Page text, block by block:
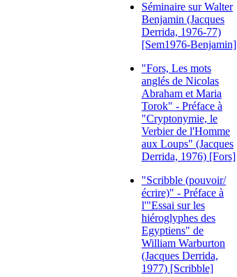
Séminaire sur Walter
Benjamin (Jacques
Derrida, 1976-77)
[Sem1976-Benjamin]
"Fors, Les mots
anglés de Nicolas
Abraham et Maria
Torok" - Préface à
"Cryptonymie, le
Verbier de l'Homme
aux Loups" (Jacques
Derrida, 1976) [Fors]
"Scribble (pouvoir/
écrire)" - Préface à
l'"Essai sur les
hiéroglyphes des
Egyptiens" de
William Warburton
(Jacques Derrida,
1977) [Scribble]